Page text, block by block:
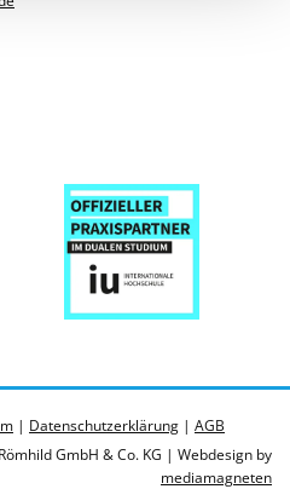
| Datenschutzerklärung | AGB
GmbH & Co. KG | Webdesign by
mediamagneten